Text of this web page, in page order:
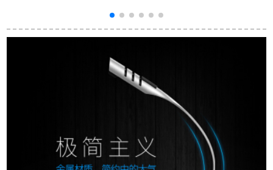
のボーカル家庭用K歌
マイク神器生放送歌
唱設備オーストリア
マイク録音歌キャス
い】